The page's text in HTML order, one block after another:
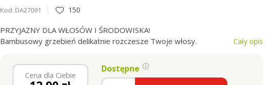
Kod: DA27091 150
PRZYJAZNY DLA WŁOSÓW I ŚRODOWISKA!
Bambusowy grzebień delikatnie rozczesze Twoje włosy.
Cały opis
Cena dla Ciebie
Dostępne